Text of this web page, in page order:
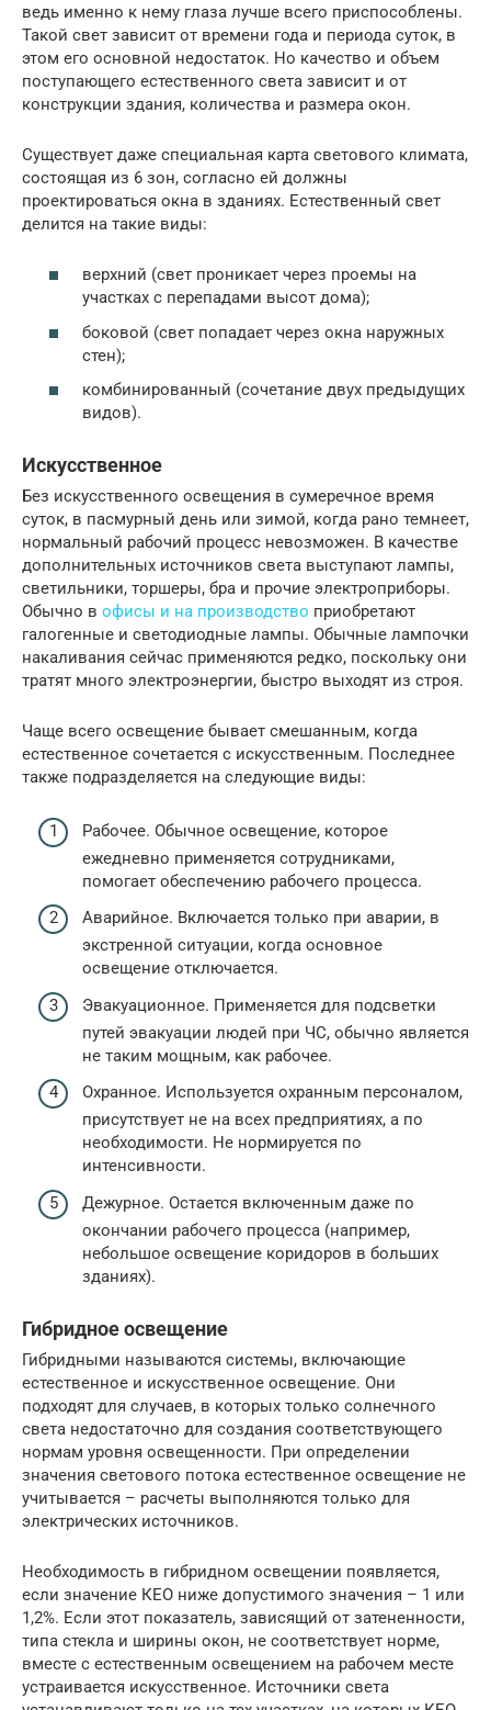
ведь именно к нему глаза лучше всего приспособлены.
Такой свет зависит от времени года и периода суток, в
этом его основной недостаток. Но качество и объем
поступающего естественного света зависит и от
конструкции здания, количества и размера окон.
Существует даже специальная карта светового климата,
состоящая из 6 зон, согласно ей должны
проектироваться окна в зданиях. Естественный свет
делится на такие виды:
верхний (свет проникает через проемы на
участках с перепадами высот дома);
боковой (свет попадает через окна наружных
стен);
комбинированный (сочетание двух предыдущих
видов).
Искусственное
Без искусственного освещения в сумеречное время
суток, в пасмурный день или зимой, когда рано темнеет,
нормальный рабочий процесс невозможен. В качестве
дополнительных источников света выступают лампы,
светильники, торшеры, бра и прочие электроприборы.
Обычно в офисы и на производство приобретают
галогенные и светодиодные лампы. Обычные лампочки
накаливания сейчас применяются редко, поскольку они
тратят много электроэнергии, быстро выходят из строя.
Чаще всего освещение бывает смешанным, когда
естественное сочетается с искусственным. Последнее
также подразделяется на следующие виды:
Рабочее. Обычное освещение, которое
ежедневно применяется сотрудниками,
помогает обеспечению рабочего процесса.
Аварийное. Включается только при аварии, в
экстренной ситуации, когда основное
освещение отключается.
Эвакуационное. Применяется для подсветки
путей эвакуации людей при ЧС, обычно является
не таким мощным, как рабочее.
Охранное. Используется охранным персоналом,
присутствует не на всех предприятиях, а по
необходимости. Не нормируется по
интенсивности.
Дежурное. Остается включенным даже по
окончании рабочего процесса (например,
небольшое освещение коридоров в больших
зданиях).
Гибридное освещение
Гибридными называются системы, включающие
естественное и искусственное освещение. Они
подходят для случаев, в которых только солнечного
света недостаточно для создания соответствующего
нормам уровня освещенности. При определении
значения светового потока естественное освещение не
учитывается – расчеты выполняются только для
электрических источников.
Необходимость в гибридном освещении появляется,
если значение КЕО ниже допустимого значения – 1 или
1,2%. Если этот показатель, зависящий от затененности,
типа стекла и ширины окон, не соответствует норме,
вместе с естественным освещением на рабочем месте
устраивается искусственное. Источники света